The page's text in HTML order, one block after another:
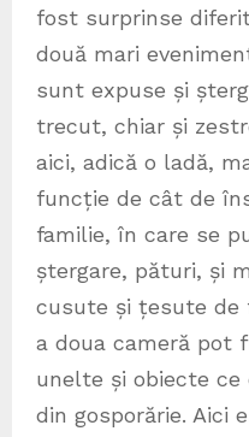
fost surprinse
două mari
sunt expuse și
trecut, chiar și
aici, adică o ladă,
funcție de cât de
familie, în care se
ștergare, pături, și
cusute și țesute de
a doua cameră pot
unelte și obiecte
din gosporărie. Aici